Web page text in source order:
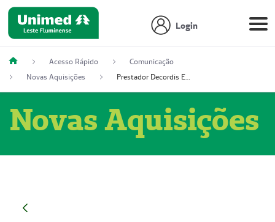
Login
Acesso Rápido
Comunicação
Novas Aquisições
Prestador Decordis Exames Cardiológicos LTDA (51004347-4)
Novas Aquisições